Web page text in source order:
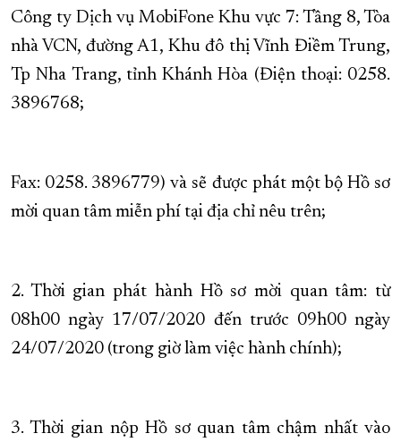
Công ty Dịch vụ MobiFone Khu vực 7: Tầng 8, Tòa
nhà VCN, đường A1, Khu đô thị Vĩnh Điềm Trung,
Tp Nha Trang, tỉnh Khánh Hòa (Điện thoại: 0258.
3896768;
Fax: 0258. 3896779) và sẽ được phát một bộ Hồ sơ
mời quan tâm miễn phí tại địa chỉ nêu trên;
2. Thời gian phát hành Hồ sơ mời quan tâm: từ
08h00 ngày 17/07/2020 đến trước 09h00 ngày
24/07/2020 (trong giờ làm việc hành chính);
3. Thời gian nộp Hồ sơ quan tâm chậm nhất vào